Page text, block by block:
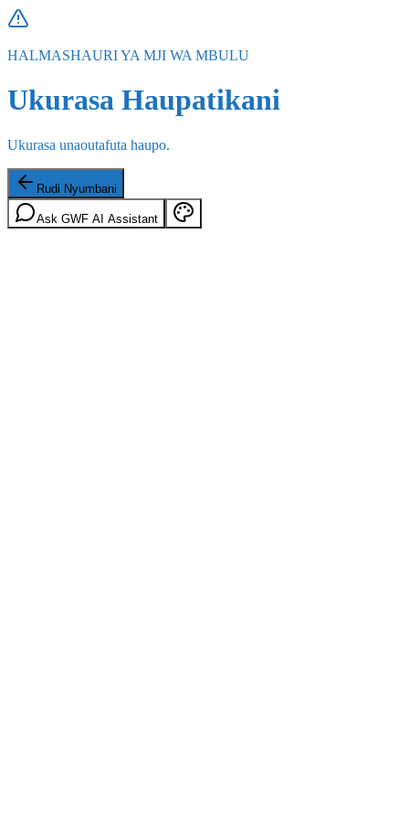
HALMASHAURI YA MJI WA MBULU
Ukurasa Haupatikani
Ukurasa unaoutafuta haupo.
Rudi Nyumbani
Ask GWF AI Assistant